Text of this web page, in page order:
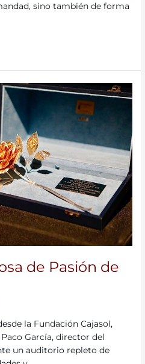
sino también de forma
de Pasión de
la Fundación Cajasol,
García, director del
un auditorio repleto de
de